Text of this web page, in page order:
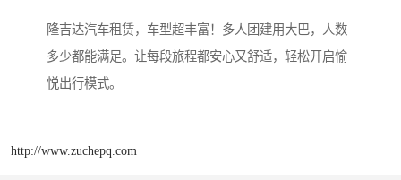
隆吉达汽车租赁，车型超丰富！多人团建用大巴，人数
多少都能满足。让每段旅程都安心又舒适，轻松开启愉
悦出行模式。
http://www.zuchepq.com